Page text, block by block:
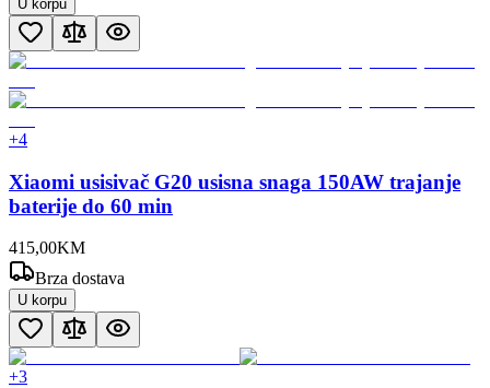
U korpu
+4
Xiaomi usisivač G20 usisna snaga 150AW trajanje
baterije do 60 min
415,00KM
Brza dostava
U korpu
+3